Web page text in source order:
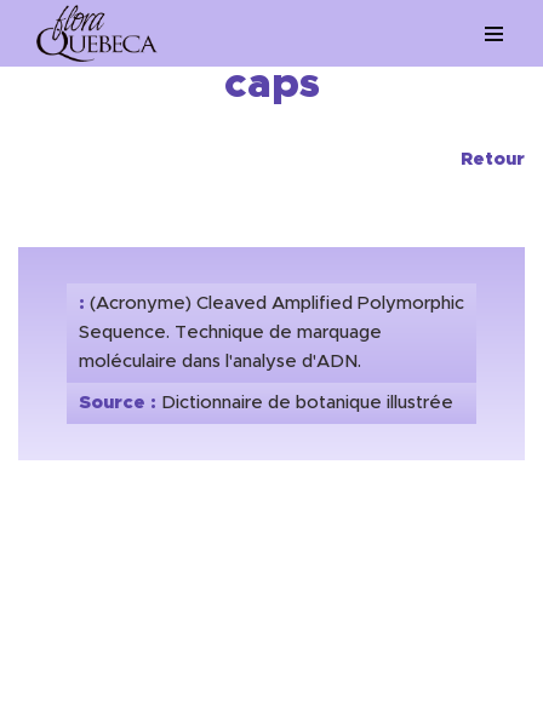
Aller
caps
Retour
: (Acronyme) Cleaved Amplified Polymorphic
Sequence. Technique de marquage
moléculaire dans l'analyse d'ADN.
Source : Dictionnaire de botanique illustrée